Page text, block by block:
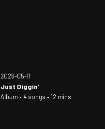
2026-05-11
Just Diggin'
Album • 4 songs • 12 mins